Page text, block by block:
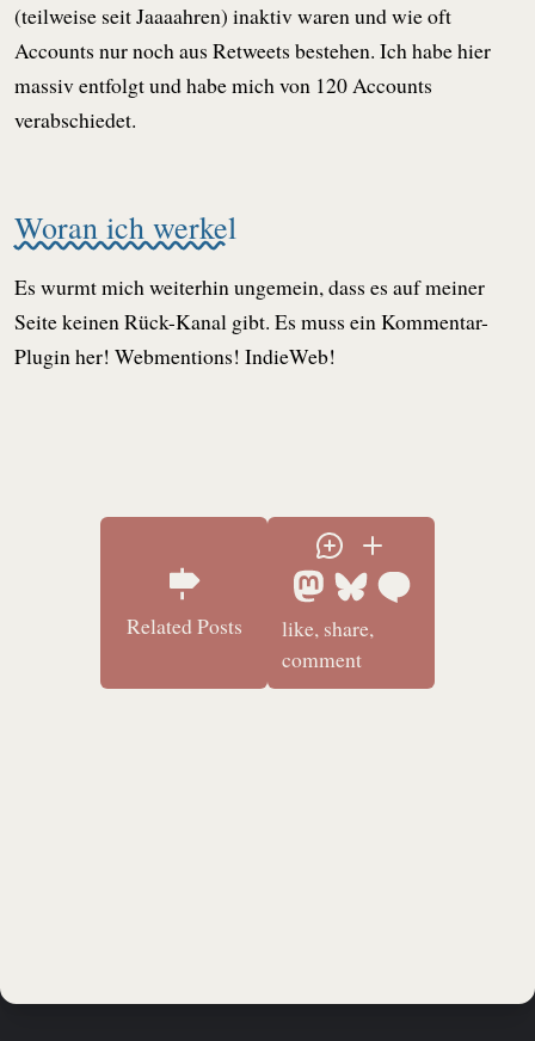
(teilweise seit Jaaaahren) inaktiv waren und wie oft
Accounts nur noch aus Retweets bestehen. Ich habe hier
massiv entfolgt und habe mich von 120 Accounts
verabschiedet.
Woran ich werkel
Es wurmt mich weiterhin ungemein, dass es auf meiner
Seite keinen Rück-Kanal gibt. Es muss ein Kommentar-
Plugin her! Webmentions! IndieWeb!
Related Posts
like, share,
comment